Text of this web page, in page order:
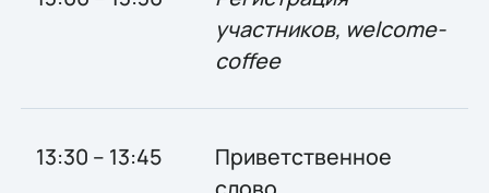
участников, welcome-
coffee
13:30 – 13:45
Приветственное